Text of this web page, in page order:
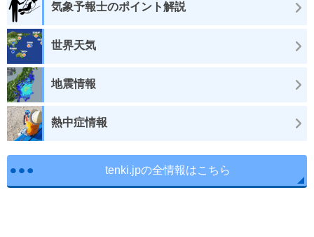
気象予報士のポイント解説
世界天気
地震情報
熱中症情報
tenki.jpの全情報はこちら